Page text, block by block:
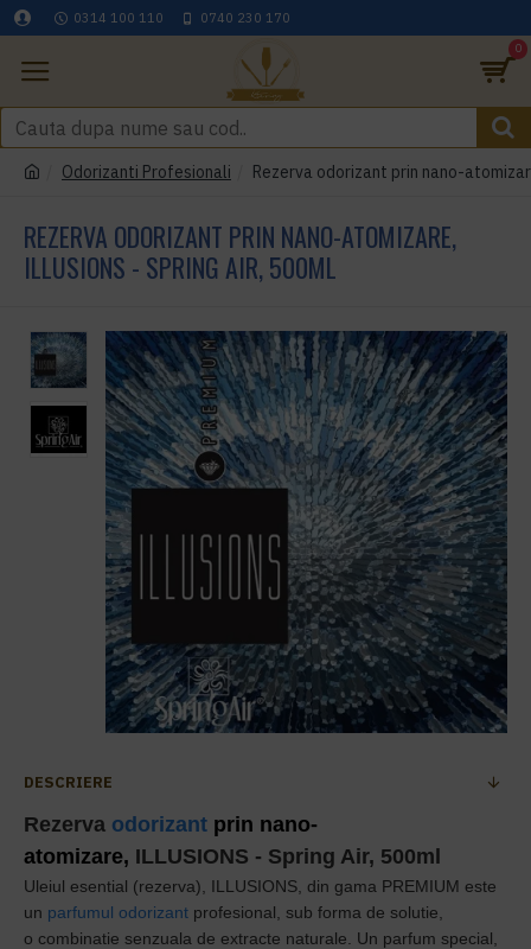
0314 100 110 0740 230 170
0
Odorizanti Profesionali Rezerva odorizant prin nano-
REZERVA ODORIZANT PRIN NANO-ATOMIZARE,
ILLUSIONS - SPRING AIR, 500ML
DESCRIERE
Rezerva odorizant prin nano-
atomizare, ILLUSIONS - Spring Air, 500ml
Uleiul esential (rezerva), ILLUSIONS din gama PREMIUM este
un parfumul odorizant profesional, sub forma de solutie,
o combinatie senzuala de extracte naturale. Un parfum special,